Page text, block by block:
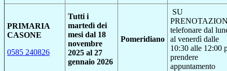
PRIMARIA
CASONE
0585 240826
Tutti i
martedì dei
mesi dal 18
novembre
2025 al 27
gennaio 2026
Pomeridiano
SU
telefonare dal
al venerdì dalle
10:30 alle 12:00
prendere
appuntamento